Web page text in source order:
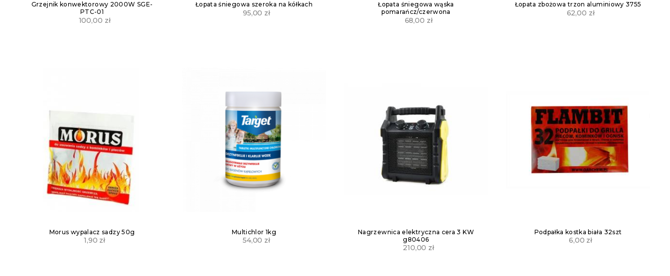
Grzejnik konwektorowy 2000W SGE-
PTC-01
100,00 zł
Łopata śniegowa szeroka na kółkach
95,00 zł
Łopata śniegowa wąska
pomarańcz/czerwona
68,00 zł
Łopata zbożowa trzon aluminiowy 3755
62,00 zł
Morus wypalacz sadzy 50g
1,90 zł
Multichlor 1kg
54,00 zł
Nagrzewnica elektryczna cera 3 KW
g80406
210,00 zł
Podpałka kostka biała 32szt
6,00 zł